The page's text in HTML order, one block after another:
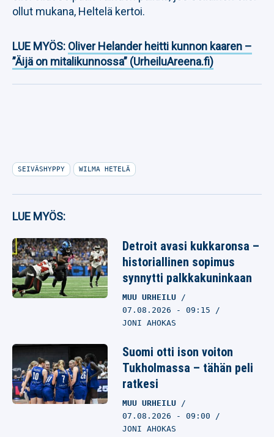
ollut mukana, Heltelä kertoi.
LUE MYÖS: Oliver Helander heitti kunnon kaaren –
”Äijä on mitalikunnossa” (UrheiluAreena.fi)
SEIVÄSHYPPY WILMA HETELÄ
LUE MYÖS:
Detroit avasi kukkaronsa –
historiallinen sopimus
synnytti palkkakuninkaan
MUU URHEILU
07.08.2026 - 09:15
JONI AHOKAS
Suomi otti ison voiton
Tukholmassa – tähän peli
ratkesi
MUU URHEILU
07.08.2026 - 09:00
JONI AHOKAS